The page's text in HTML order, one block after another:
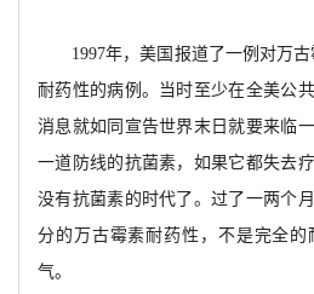
1997年，美国报道了一例对万古
耐药性的病例。当时至少在全美公
消息就如同宣告世界末日就要来临
一道防线的抗菌素，如果它都失去
没有抗菌素的时代了。过了一两个
分的万古霉素耐药性，不是完全的
气。